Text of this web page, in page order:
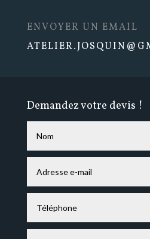
ENVOYER UN EMAIL
Demandez votre devis !